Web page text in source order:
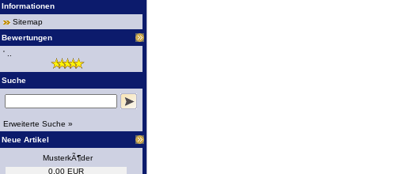
Informationen
Sitemap
Bewertungen
' ..
Suche
Erweiterte Suche »
Neue Artikel
MusterkÃ¶der
0,00 EUR